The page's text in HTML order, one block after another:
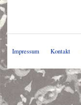
Impressum Kontakt